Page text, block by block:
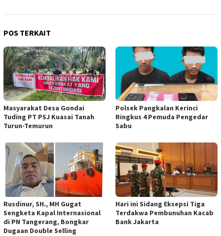
POS TERKAIT
Masyarakat Desa Gondai
Tuding PT PSJ Kuasai Tanah
Turun-Temurun
Polsek Pangkalan Kerinci
Ringkus 4 Pemuda Pengedar
Sabu
Rusdinur, SH., MH Gugat
Sengketa Kapal Internasional
di PN Tangerang, Bongkar
Dugaan Double Selling
Hari ini Sidang Eksepsi Tiga
Terdakwa Pembunuhan Kacab
Bank Jakarta